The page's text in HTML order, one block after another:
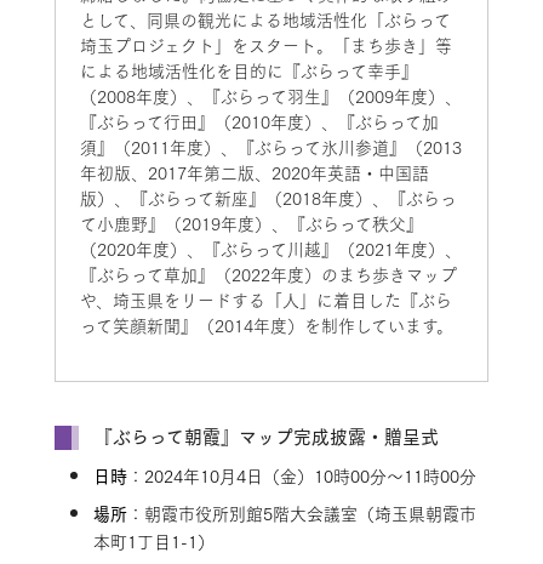
として、同県の観光による地域活性化「ぶらって
埼玉プロジェクト」をスタート。「まち歩き」等
による地域活性化を目的に『ぶらって幸手』
（2008年度）、『ぶらって羽生』（2009年度）、
『ぶらって行田』（2010年度）、『ぶらって加
須』（2011年度）、『ぶらって氷川参道』（2013
年初版、2017年第二版、2020年英語・中国語
版）、『ぶらって新座』（2018年度）、『ぶらっ
て小鹿野』（2019年度）、『ぶらって秩父』
（2020年度）、『ぶらって川越』（2021年度）、
『ぶらって草加』（2022年度）のまち歩きマップ
や、埼玉県をリードする「人」に着目した『ぶら
って笑顔新聞』（2014年度）を制作しています。
『ぶらって朝霞』マップ完成披露・贈呈式
日時 ：2024年10月4日（金）10時00分～11時00分
場所 ：朝霞市役所別館5階大会議室（埼玉県朝霞市
本町1丁目1-1）